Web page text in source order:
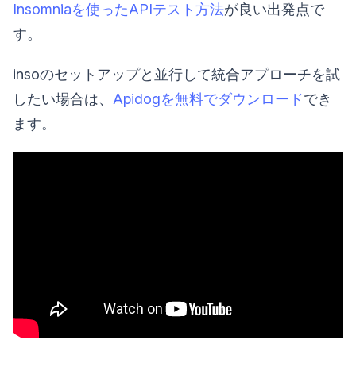
Insomniaを使ったAPIテスト方法が良い出発点で
す。
insoのセットアップと並行して統合アプローチを試
したい場合は、 Apidogを無料でダウンロードでき
ます。